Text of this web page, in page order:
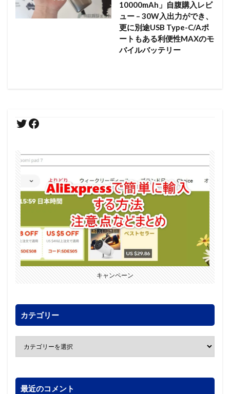
10000mAh」自腹購入レビ
ュー – 30W入出力ができ、
更に別途USB Type-C/Aポ
ートもある利便性MAXのモ
バイルバッテリー
キャンペーン
カテゴリー
最近のコメント